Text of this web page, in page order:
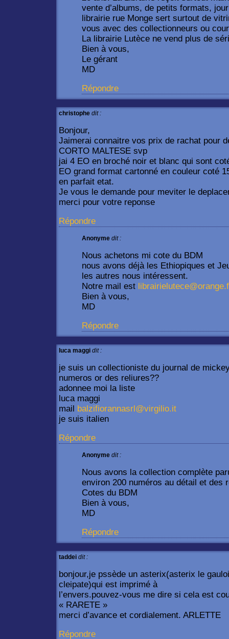
vente d’albums, de petits formats,
librairie rue Monge sert surtout de
vous avec des collectionneurs ou
La librairie Lutèce ne vend plus de
Bien à vous,
Le gérant
MD
Répondre
christophe dit :
Bonjour,
Jaimerai connaitre vos prix de rachat pour
CORTO MALTESE svp
jai 4 EO en broché noir et blanc qui sont
EO grand format cartonné en couleur coté
en parfait etat.
Je vous le demande pour meviter le
merci pour votre reponse
Répondre
Anonyme dit :
Nous achetons mi cote du BDM
nous avons déjà les Ethiopiques et
les autres nous intéressent.
Notre mail est
Bien à vous,
MD
Répondre
luca maggi dit :
je suis un collectioniste du journal de
numeros or des reliures??
adonnee moi la liste
luca maggi
mail balzifiorannasrl@virgilio.it
je suis italien
Répondre
Anonyme dit :
Nous avons la collection complète
environ 200 numéros au détail et des
Cotes du BDM
Bien à vous,
MD
Répondre
taddei dit :
bonjour,je pssède un asterix(asterix le
cleipate)qui est imprimé à
l’envers.pouvez-vous me dire si cela est
« RARETE »
merci d’avance et cordialement. ARLETTE
Répondre